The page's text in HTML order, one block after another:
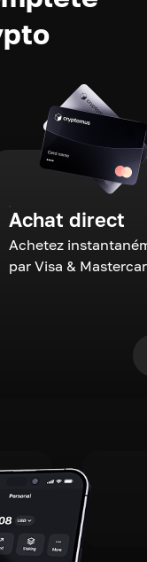
Achat direct
Achetez
par Visa &